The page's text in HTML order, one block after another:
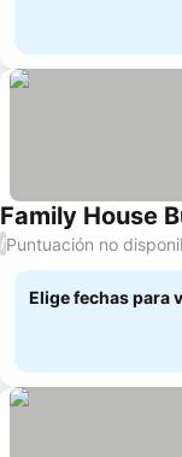
Family House
/Puntuación no
Elige fechas para